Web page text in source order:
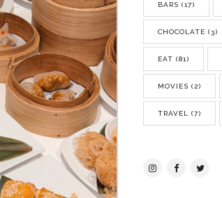
BARS (17)
CHOCOLATE (3)
EAT (81)
MOVIES (2)
TRAVEL (7)